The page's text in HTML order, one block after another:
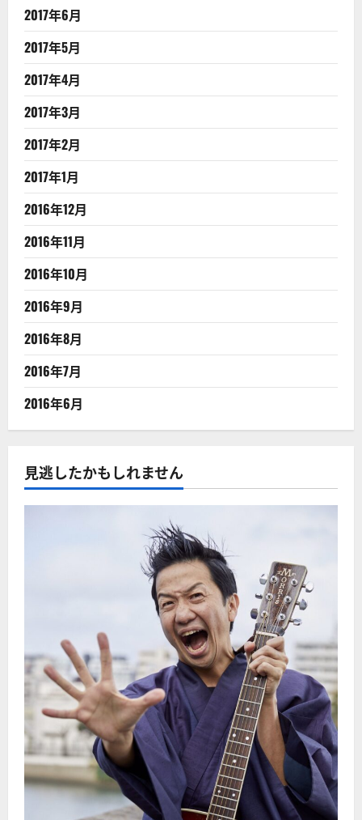
2017年6月
2017年5月
2017年4月
2017年3月
2017年2月
2017年1月
2016年12月
2016年11月
2016年10月
2016年9月
2016年8月
2016年7月
2016年6月
見逃したかもしれません